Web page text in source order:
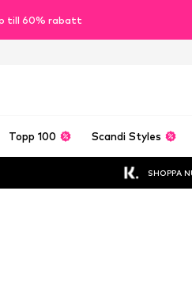
till 60% rabatt
Topp 100 Scandi Styles
SHOPPA